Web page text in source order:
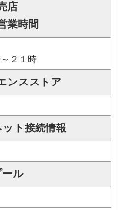
店
業時間
２１時
ンスストア
ト接続情報
ール